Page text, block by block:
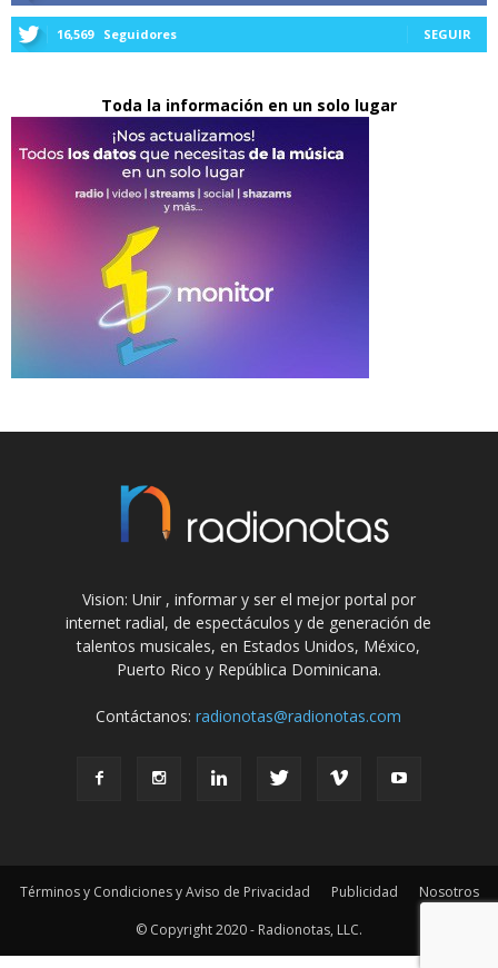
16,569 Seguidores SEGUIR
Toda la información en un solo lugar
Vision: Unir , informar y ser el mejor portal por
internet radial, de espectáculos y de generación de
talentos musicales, en Estados Unidos, México,
Puerto Rico y República Dominicana.
Contáctanos:radionotas@radionotas.com
Términos y Condiciones y Aviso de Privacidad Publicidad
Nosotros
© Copyright 2020 - Radionotas, LLC.